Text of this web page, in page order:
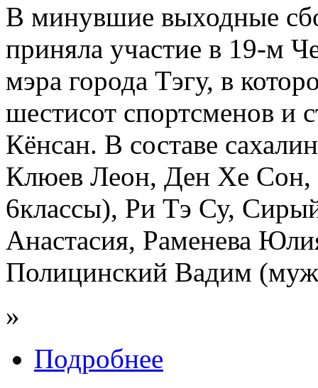
В минувшие выходные
приняла участие в 19-м
мэра города Тэгу, в
шестисот спортсменов и
Кёнсан. В составе
Клюев Леон, Ден Хе
6классы), Ри Тэ Су,
Анастасия, Раменева
Полицинский Вадим
»
Подробнее